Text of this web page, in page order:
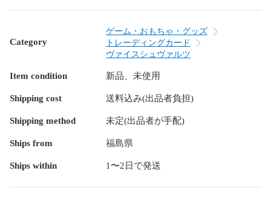
Category
ゲーム・おもちゃ・グッズ
トレーディングカード
ヴァイスシュヴァルツ
Item condition 新品、未使用
Shipping cost 送料込み(出品者負担)
Shipping method 未定(出品者が手配)
Ships from 福島県
Ships within 1〜2日で発送